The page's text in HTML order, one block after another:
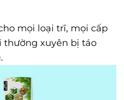
mọi loại trĩ, mọi cấp
xuyên bị táo